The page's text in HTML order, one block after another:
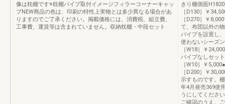
像は枕棚です※枕棚パイプ取付イメージフィラーコーナーキャッ
プNEW商品の色は、印刷の特性上実物とは多少異なる場合があ
りますのでご了承ください。掲載価格には、消費税、組立費、
工事費、運賃等は含まれていません。収納枕棚・中段セット
きり棚側面
［D130］￥
［D270］￥
て、布団以外の
パイプを設置し
使わないシーズ
［W18］￥
パイプなしセッ
［W10］￥
［D200］￥
示すものです。
年4月発売369使
うにしてくださ
ご確認のうえ、